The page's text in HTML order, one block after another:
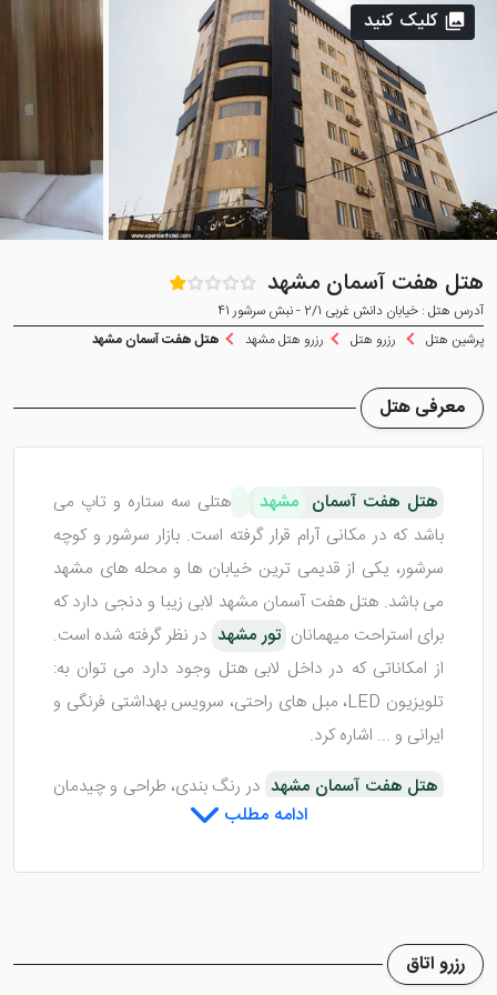
هتل هفت آسمان مشهد
آدرس هتل : خیابان دانش غربی 2/1 - نبش سرشور 41
پرشین هتل
رزرو هتل رزرو هتل مشهد هتل هفت آسمان مشهد
کلیک کنید
معرفی هتل
هتل هفت آسمان مشهد
هتلی سه ستاره و تاپ می
باشد که در مکانی آرام قرار گرفته است. بازار سرشور و کوچه
سرشور، یکی از قدیمی ترین خیابان ها و محله های مشهد
می باشد. هتل هفت آسمان مشهد لابی زیبا و دنجی دارد که
برای استراحت میهمانان تور مشهد در نظر گرفته شده است.
از امکاناتی که در داخل لابی هتل وجود دارد می توان به:
تلویزیون LED، مبل های راحتی، سرویس بهداشتی فرنگی و
ایرانی و ... اشاره کرد.
هتل هفت آسمان مشهد در رنگ بندی، طراحی و چیدمان
فضاهای داخلی، دقت زیادی به خرج داده است. همین امر
مطلوب را ارائه دهد، این مطلب را تا انتها دنبال کنید.
ادامه مطلب
رزرو اتاق